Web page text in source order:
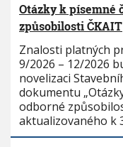
Otázky k písemné
způsobilosti ČKAIT
Znalosti platných
9/2026 – 12/2026
novelizaci
dokumentu
odborné
aktualizovaného k